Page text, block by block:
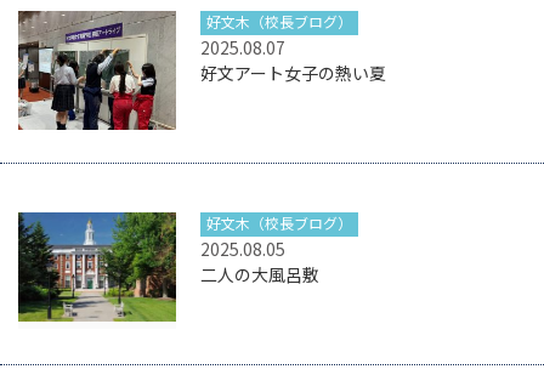
2025.08.07
好文木（校長ブログ）
好文アート女子の熱い夏
2025.08.05
好文木（校長ブログ）
二人の大風呂敷